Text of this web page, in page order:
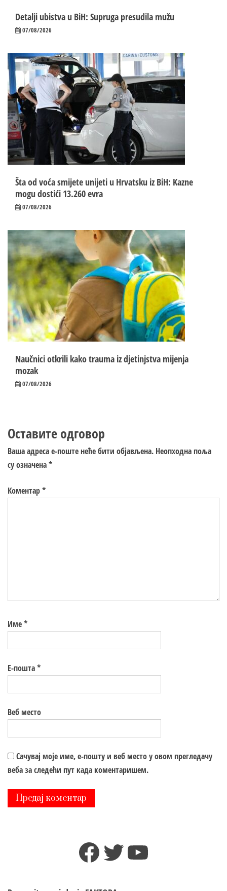
Detalji ubistva u BiH: Supruga presudila mužu
07/08/2026
Šta od voća smijete unijeti u Hrvatsku iz BiH: Kazne
mogu dostići 13.260 evra
07/08/2026
Naučnici otkrili kako trauma iz d‌jetinjstva mijenja
mozak
07/08/2026
Оставите одговор
Ваша адреса е-поште неће бити објављена. Неопходна поља
су означена*
Коментар*
Име*
Е-пошта*
Веб место
Сачувај моје име, е-пошту и веб место у овом прегледачу
веба за следећи пут када коментаришем.
Facebook
TwitterYouTube